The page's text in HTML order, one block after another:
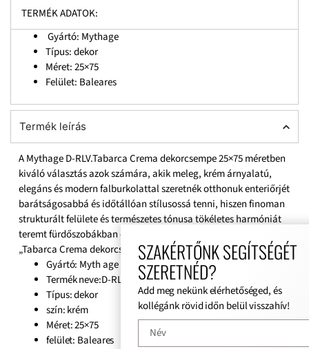
TERMÉK ADATOK:
Gyártó: Mythage
Típus: dekor
Méret: 25×75
Felület: Baleares
Termék leírás
A Mythage D-RLV.Tabarca Crema dekorcsempe 25×75 méretben
kiváló választás azok számára, akik meleg, krém árnyalatú,
elegáns és modern falburkolattal szeretnék otthonuk enteriőrjét
barátságosabbá és időtállóan stílusossá tenni, hiszen finoman
strukturált felülete és természetes tónusa tökéletes harmóniát
teremt fürdőszobákban és konyhákban egyaránt, miközben a
„Tabarca Crema dekorcsempe”, „25×75 csempe”, „krém színű
Gyártó: Myth age
Termék neve:D-RLV.Tabarca Crema dekor
Típus: dekor
szín: krém
Méret: 25×75
felület: Baleares
SZAKÉRTŐNK SEGÍTSÉGÉT
SZERETNÉD?
Add meg nekünk elérhetőséged, és
kollégánk rövid időn belül visszahív!